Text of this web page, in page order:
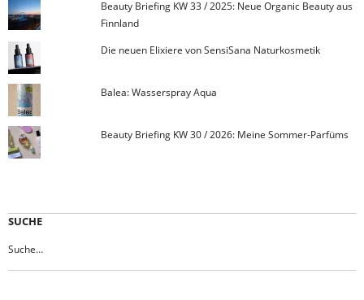
Beauty Briefing KW 33 / 2025: Neue Organic Beauty aus
Finnland
Die neuen Elixiere von SensiSana Naturkosmetik
Balea: Wasserspray Aqua
Beauty Briefing KW 30 / 2026: Meine Sommer-Parfüms
SUCHE